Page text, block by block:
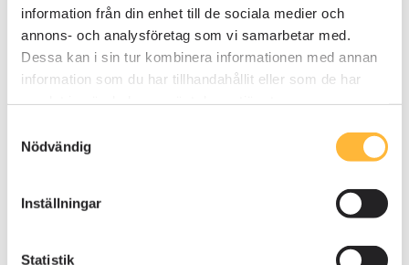
information från din enhet till de sociala medier och
annons- och analysföretag som vi samarbetar med.
Dessa kan i sin tur kombinera informationen med annan
information som du har tillhandahållit eller som de har
Nödvändig
Inställningar
Statistik
AM System